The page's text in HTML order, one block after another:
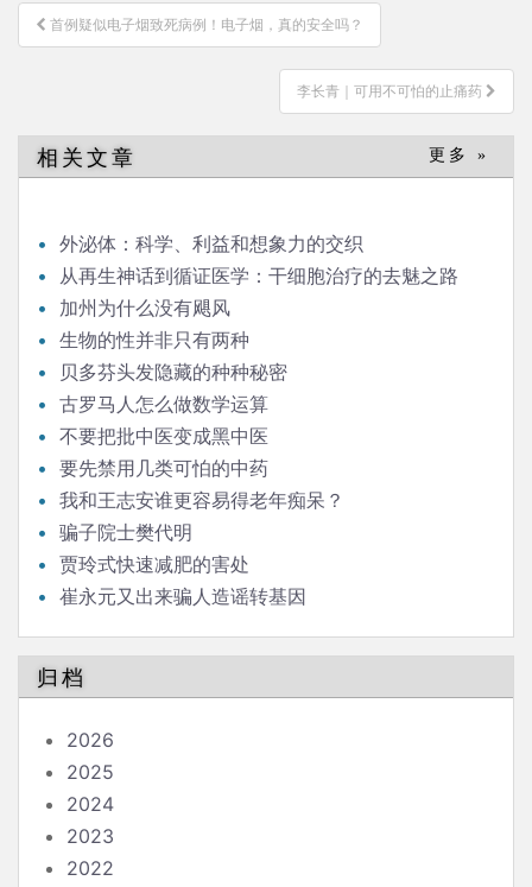
文
章
首例疑似电子烟致死病例！电子烟，真的安全吗？
李长青｜可用不可怕的止痛药
相关文章 更多 »
外泌体：科学、利益和想象力的交织
从再生神话到循证医学：干细胞治疗的去魅之路
加州为什么没有飓风
生物的性并非只有两种
贝多芬头发隐藏的种种秘密
古罗马人怎么做数学运算
不要把批中医变成黑中医
要先禁用几类可怕的中药
我和王志安谁更容易得老年痴呆？
骗子院士樊代明
贾玲式快速减肥的害处
崔永元又出来骗人造谣转基因
归档
2026
2025
2024
2023
2022